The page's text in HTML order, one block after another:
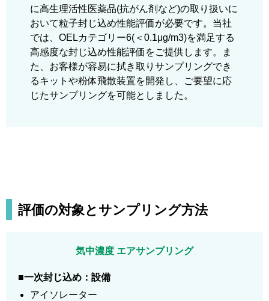
に高生理活性医薬品(抗がん剤など)の取り扱いに
おいて粒子封じ込め性能評価が必要です。当社
では、OELカテゴリー6(＜0.1μg/m3)を満足する
高感度な封じ込め性能評価をご提供します。ま
た、お客様が容易に拭き取りサンプリングでき
るキットや粉体飛散装置を開発し、ご要望に応
じたサンプリングを可能としました。
評価の対象とサンプリング方法
気中濃度 エアサンプリング
■一次封じ込め：設備
アイソレーター